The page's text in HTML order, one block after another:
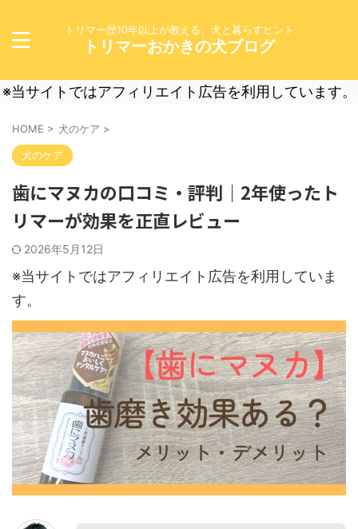
トリマー歴10年以上が教える、犬と暮らすヒント
トリマーおかきの犬ブログ
※当サイトではアフィリエイト広告を利用しています。
HOME > 犬のケア >
犬のケア
歯にマヌカの口コミ・評判｜2年使ったト
リマーが効果を正直レビュー
2026年5月12日
※当サイトではアフィリエイト広告を利用していま
す。